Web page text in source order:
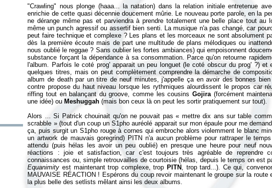
"Crawling" nous plonge (haaa... la natation) dans la relation initiale entretenue
enrichie de cette quasi décennie doucement mûrie. Le nouveau porte parole, en la
ne dérange même pas et parviendra à prendre totalement une belle place tout au
même un punch agressif ou assertif bien senti. La musique n'a pas changé, car
peut faire technique et complexe ? Les plans et les morceaux ne sont absolument
dès la première écoute mais de part une multitude de plans mélodiques ou
nous oublié le reggae ? Sans oublier les fortes ambiances) qui empoisonnent
substance forçant la dépendance à sa consommation. Parce qu'on retourne
l'album. Parfois le coté prog' apparait un peu longuet (le coté obscur du prog' ?) et
quelques titres, mais on peut complètement comprendre la démarche de
album de death par un titre de neuf minutes, j'appelle ça en avoir des bonnes
contre propose du haut niveau lorsque les rythmiques alourdissent le propos car
riffing tout en balançant du groove, comme les cousins Gojira(forcément
une idée) ou Meshuggah (mais bon ceux là on peut les sortir pratiquement sur tout).
Alors ... Si Patrick chouinait qu'on ne pouvait pas « mettre dix ans sur table
scrabble » (tout d'un coup un S1pho auréolé apparait sur mon épaule pour me
ça, puis surgit un S1pho rouge à cornes qui embroche alors violemment le blanc
un artwork de mauvais goregrind) PITN n'a aucun problème pour rattraper le
attendu (puis hélas les avoir un peu oublié) en presque une heure pour neuf
réactions : joie et satisfaction, car c'est toujours très agréable de reprendre
connaissances ou, simple retrouvailles de courtoisie (hélas, depuis le temps on est
Equanimity est maintenant trop complexe, trop PITN , trop tard...). Ce qui,
MAUVAISE RÉACTION ! Espérons du coup revoir maintenant le groupe sur la route
la plus belle des setlists mêlant ainsi les deux albums.